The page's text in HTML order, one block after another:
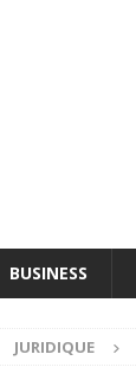
BUSINESS
JURIDIQUE